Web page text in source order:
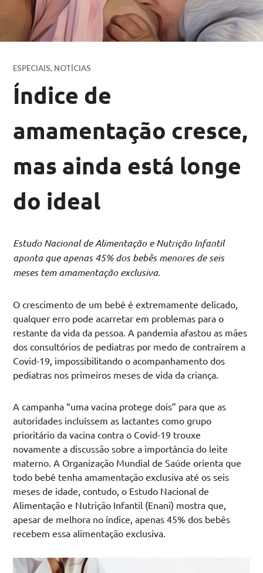
ESPECIAIS, NOTÍCIAS
Índice de
amamentação cresce,
mas ainda está longe
do ideal
Estudo Nacional de Alimentação e Nutrição Infantil
aponta que apenas 45% dos bebês menores de seis
meses tem amamentação exclusiva.
O crescimento de um bebê é extremamente delicado,
qualquer erro pode acarretar em problemas para o
restante da vida da pessoa. A pandemia afastou as mães
dos consultórios de pediatras por medo de contraírem a
Covid-19, impossibilitando o acompanhamento dos
pediatras nos primeiros meses de vida da criança.
A campanha “uma vacina protege dois” para que as
autoridades incluíssem as lactantes como grupo
prioritário da vacina contra o Covid-19 trouxe
novamente a discussão sobre a importância do leite
materno. A Organização Mundial de Saúde orienta que
todo bebê tenha amamentação exclusiva até os seis
meses de idade, contudo, o Estudo Nacional de
Alimentação e Nutrição Infantil (Enani) mostra que,
apesar de melhora no índice, apenas 45% dos bebês
recebem essa alimentação exclusiva.